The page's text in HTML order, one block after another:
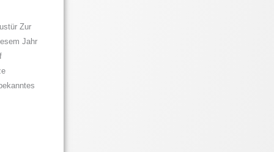
Zur
Jahr